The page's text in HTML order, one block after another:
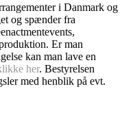
i Danmark og
og spænder fra
Er man
kan man lave en
her. Bestyrelsen
med henblik på evt.